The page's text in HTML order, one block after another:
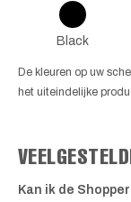
Black
De kleuren op uw
het uiteindelijke
Kan ik de